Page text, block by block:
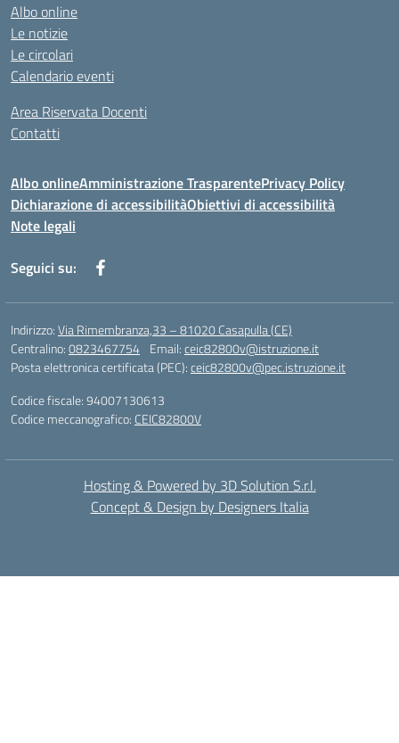
Albo online
Le notizie
Le circolari
Calendario eventi
Area Riservata Docenti
Contatti
Albo onlineAmministrazione TrasparentePrivacy Policy
Dichiarazione di accessibilitàObiettivi di accessibilità
Note legali
Seguici su:
Indirizzo:Via Rimembranza,33 – 81020 Casapulla (CE)
Centralino:0823467754 Email:ceic82800v@istruzione.it
Posta elettronica certificata (PEC):ceic82800v@pec.istruzione.it
Codice fiscale: 94007130613
Codice meccanografico: CEIC82800V
Hosting & Powered by 3D Solution S.r.l.
Concept & Design by Designers Italia